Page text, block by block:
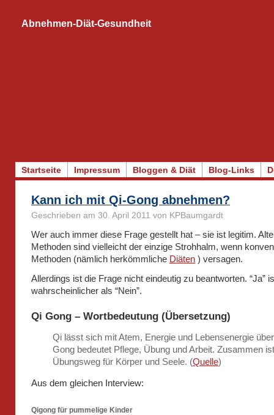
Startseite Impressum Bloggen & Diät Blog-Links
Abnehmen-Diät-Gesundheit
Kann ich mit Qi-Gong abnehmen?
Geschrieben am 30. April 2011 von KPBaumgardt
Wer auch immer diese Frage gestellt hat – sie ist legitim.
Methoden sind vielleicht der einzige Strohhalm, wenn
Methoden (nämlich herkömmliche Diäten ) versagen.
Allerdings ist die Frage nicht eindeutig zu beantworten. “Ja”
wahrscheinlicher als “Nein”.
Qi Gong – Wortbedeutung (Übersetzung)
Qi lässt sich mit Atem, Energie und Lebensenergie
Gong bedeutet Pflege, Übung und Arbeit. Zusammen
Übungsweg für Körper und Seele. (Quelle)
Aus dem gleichen Interview:
Qigong für pummelige Kinder